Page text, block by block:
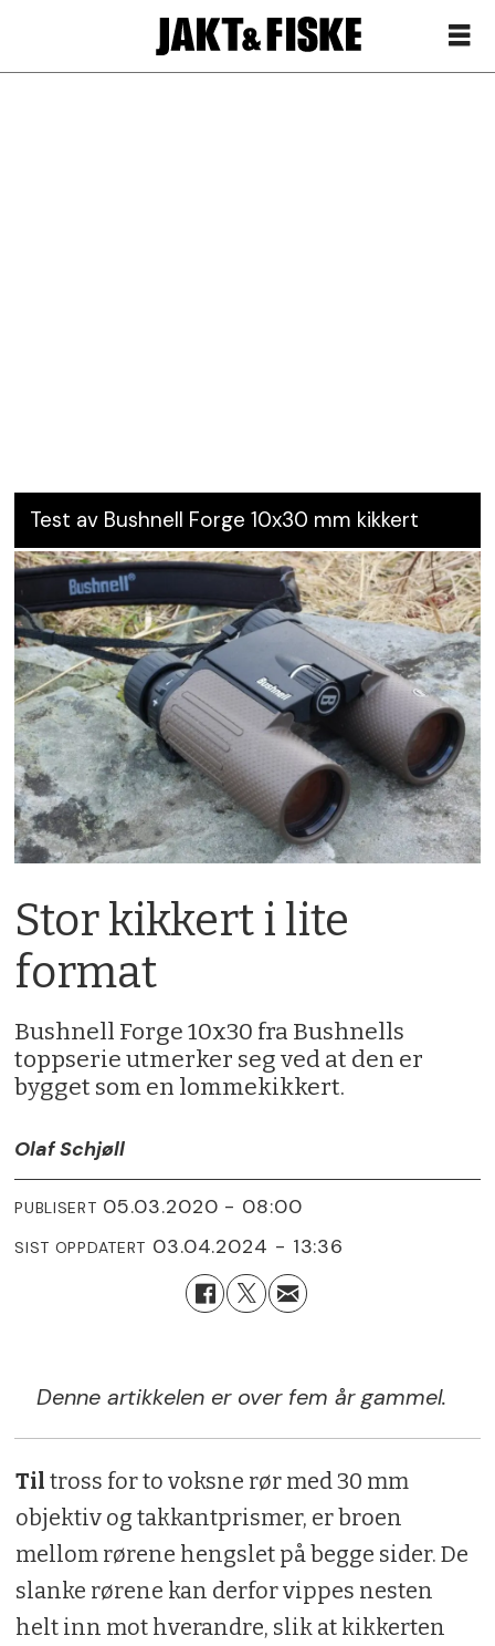
Test av Bushnell Forge 10x30 mm kikkert
Stor kikkert i lite
format
Bushnell Forge 10x30 fra Bushnells
toppserie utmerker seg ved at den er
bygget som en lommekikkert.
Olaf Schjøll
PUBLISERT 05.03.2020 - 08:00
SIST OPPDATERT 03.04.2024 - 13:36
Denne artikkelen er over fem år gammel.
Til tross for to voksne rør med 30 mm
objektiv og takkantprismer, er broen
mellom rørene hengslet på begge sider. De
slanke rørene kan derfor vippes nesten
helt inn mot hverandre, slik at kikkerten